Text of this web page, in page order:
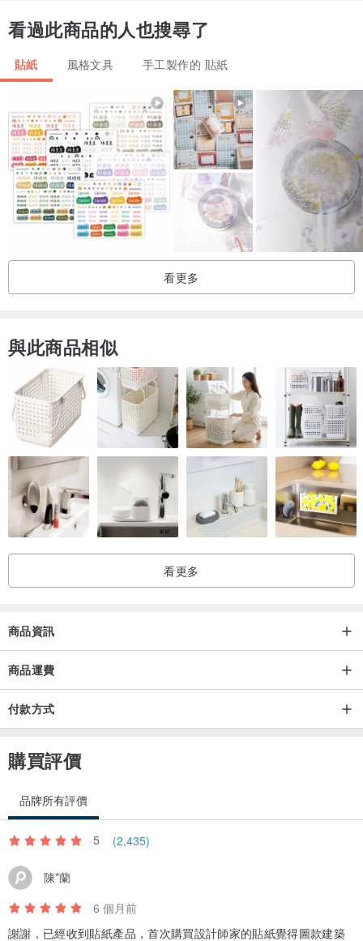
看過此商品的人也搜尋了
貼紙 風格文具 手工製作的 貼紙
看更多
與此商品相似
看更多
商品資訊
商品運費
付款方式
購買評價
品牌所有評價
5 (2,435)
陳*蘭
6 個月前
謝謝，已經收到貼紙產品，首次購買設計師家的貼紙覺得圖款建築